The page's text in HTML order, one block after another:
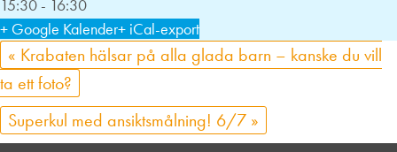
15:30 - 16:30
+ Google Kalender+ iCal-export
« Krabaten hälsar på alla glada barn – kanske du vill
ta ett foto?
Superkul med ansiktsmålning! 6/7 »